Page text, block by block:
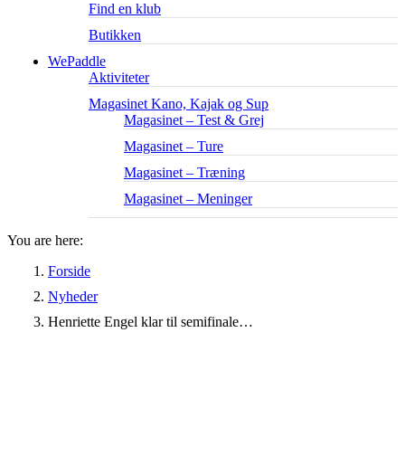
Find en klub
Butikken
WePaddle
Aktiviteter
Magasinet Kano, Kajak og Sup
Magasinet – Test & Grej
Magasinet – Ture
Magasinet – Træning
Magasinet – Meninger
You are here:
Forside
Nyheder
Henriette Engel klar til semifinale…